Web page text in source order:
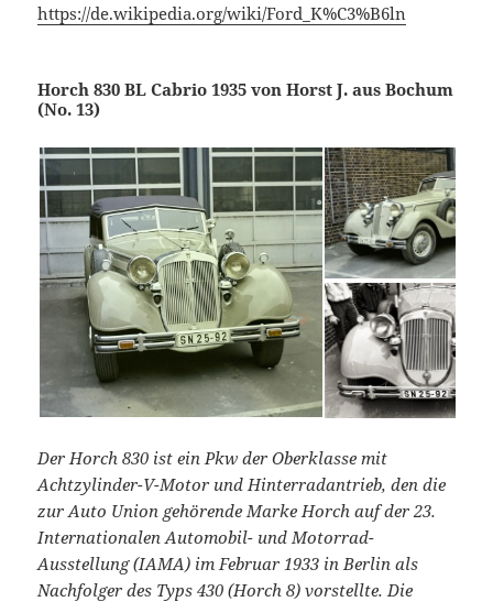
https://de.wikipedia.org/wiki/Ford_K%C3%B6ln
Horch 830 BL Cabrio 1935 von Horst J. aus Bochum
(No. 13)
Der Horch 830 ist ein Pkw der Oberklasse mit
Achtzylinder-V-Motor und Hinterradantrieb, den die
zur Auto Union gehörende Marke Horch auf der 23.
Internationalen Automobil- und Motorrad-
Ausstellung (IAMA) im Februar 1933 in Berlin als
Nachfolger des Typs 430 (Horch 8) vorstellte. Die